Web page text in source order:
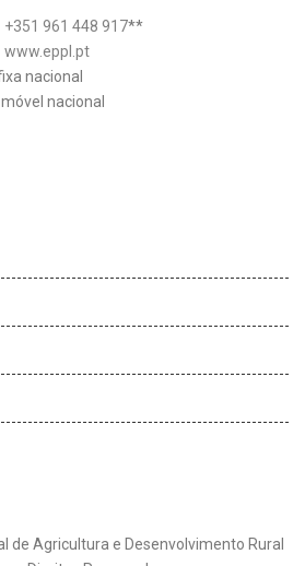
+351 961 448 917**
www.eppl.pt
nacional
nacional
de Agricultura e Desenvolvimento Rural